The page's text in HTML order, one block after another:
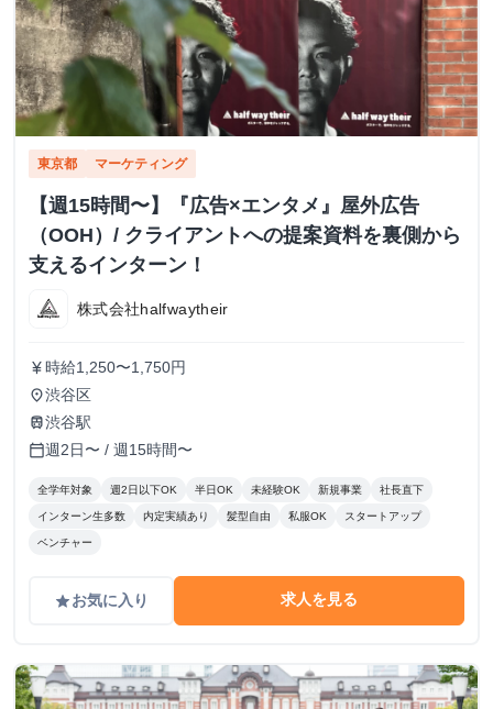
東京都 マーケティング
【週15時間〜】『広告×エンタメ』屋外広告
（OOH）/ クライアントへの提案資料を裏側から
支えるインターン！
株式会社halfwaytheir
currency_yen 時給1,250〜1,750円
place渋谷区
train渋谷駅
calendar_today週2日〜 / 週15時間〜
全学年対象 週2日以下OK 半日OK 未経験OK 新規事業 社長直下
インターン生多数 内定実績あり 髪型自由 私服OK スタートアップ
ベンチャー
gradeお気に入り 求人を見る